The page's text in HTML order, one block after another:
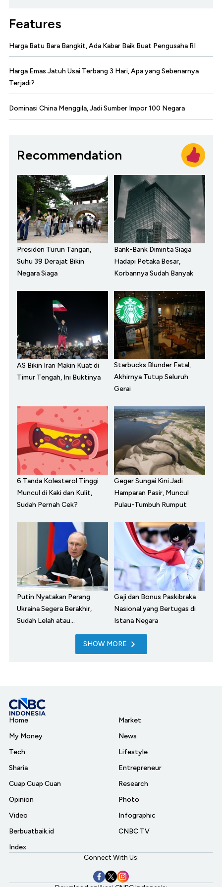
Features
Harga Batu Bara Bangkit, Ada Kabar Baik Buat Pengusaha RI
Harga Emas Jatuh Usai Terbang 3 Hari, Apa yang Sebenarnya
Terjadi?
Dominasi China Menggila, Jadi Sumber Impor 100 Negara
Recommendation
Presiden Turun Tangan,
Suhu 39 Derajat Bikin
Negara Siaga
Bank-Bank Diminta Siaga
Hadapi Petaka Besar,
Korbannya Sudah Banyak
AS Bikin Iran Makin Kuat di
Timur Tengah, Ini Buktinya
Starbucks Blunder Fatal,
Akhirnya Tutup Seluruh
Gerai
6 Tanda Kolesterol Tinggi
Muncul di Kaki dan Kulit,
Sudah Pernah Cek?
Geger Sungai Kini Jadi
Hamparan Pasir, Muncul
Pulau-Tumbuh Rumput
Putin Nyatakan Perang
Ukraina Segera Berakhir,
Sudah Lelah atau...
Gaji dan Bonus Paskibraka
Nasional yang Bertugas di
Istana Negara
SHOW MORE
Home
My Money
Tech
Sharia
Cuap Cuap Cuan
Opinion
Video
Berbuatbaik.id
Index
Market
News
Lifestyle
Entrepreneur
Research
Photo
Infographic
CNBC TV
Connect With Us: